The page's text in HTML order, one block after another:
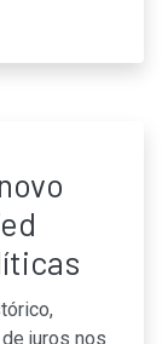
juros nos